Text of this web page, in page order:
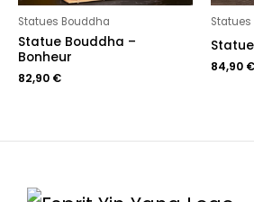
Statues Bouddha
Statue Bouddha –
Bonheur
82,90 €
84,90 €